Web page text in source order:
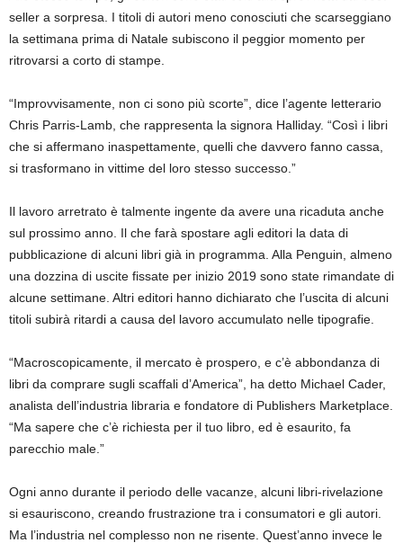
seller a sorpresa. I titoli di autori meno conosciuti che scarseggiano
la settimana prima di Natale subiscono il peggior momento per
ritrovarsi a corto di stampe.
“Improvvisamente, non ci sono più scorte”, dice l’agente letterario
Chris Parris-Lamb, che rappresenta la signora Halliday. “Così i libri
che si affermano inaspettamente, quelli che davvero fanno cassa,
si trasformano in vittime del loro stesso successo.”
Il lavoro arretrato è talmente ingente da avere una ricaduta anche
sul prossimo anno. Il che farà spostare agli editori la data di
pubblicazione di alcuni libri già in programma. Alla Penguin, almeno
una dozzina di uscite fissate per inizio 2019 sono state rimandate di
alcune settimane. Altri editori hanno dichiarato che l’uscita di alcuni
titoli subirà ritardi a causa del lavoro accumulato nelle tipografie.
“Macroscopicamente, il mercato è prospero, e c’è abbondanza di
libri da comprare sugli scaffali d’America”, ha detto Michael Cader,
analista dell’industria libraria e fondatore di Publishers Marketplace.
“Ma sapere che c’è richiesta per il tuo libro, ed è esaurito, fa
parecchio male.”
Ogni anno durante il periodo delle vacanze, alcuni libri-rivelazione
si esauriscono, creando frustrazione tra i consumatori e gli autori.
Ma l’industria nel complesso non ne risente. Quest’anno invece le